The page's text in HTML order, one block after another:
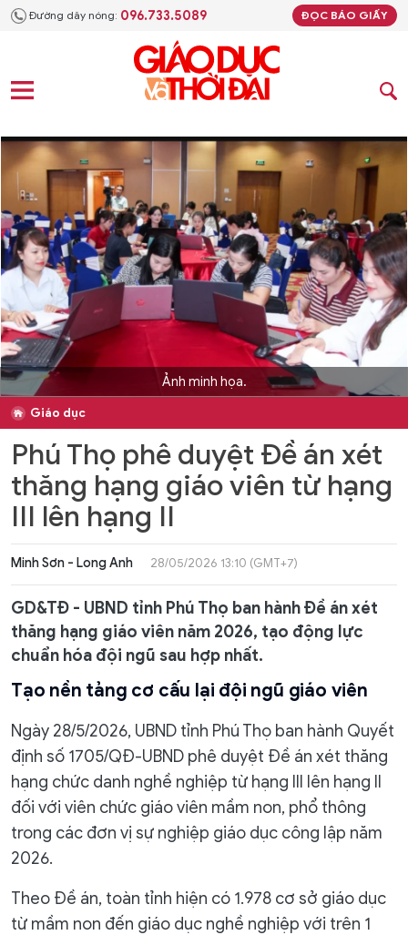
Đường dây nóng: 096.733.5089 ĐỌC BÁO GIẤY
Ảnh minh họa.
Giáo dục
Phú Thọ phê duyệt Đề án xét
thăng hạng giáo viên từ hạng
III lên hạng II
Minh Sơn - Long Anh 28/05/2026 13:10 (GMT+7)
GD&TĐ - UBND tỉnh Phú Thọ ban hành Đề án xét
thăng hạng giáo viên năm 2026, tạo động lực
chuẩn hóa đội ngũ sau hợp nhất.
Tạo nền tảng cơ cấu lại đội ngũ giáo viên
Ngày 28/5/2026, UBND tỉnh Phú Thọ ban hành Quyết
định số 1705/QĐ-UBND phê duyệt Đề án xét thăng
hạng chức danh nghề nghiệp từ hạng III lên hạng II
đối với viên chức giáo viên mầm non, phổ thông
trong các đơn vị sự nghiệp giáo dục công lập năm
2026.
Theo Đề án, toàn tỉnh hiện có 1.978 cơ sở giáo dục
từ mầm non đến giáo dục nghề nghiệp với trên 1